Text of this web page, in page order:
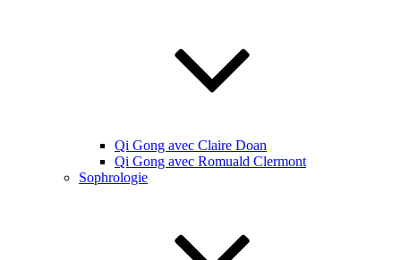
Qi Gong avec Claire Doan
Qi Gong avec Romuald Clermont
Sophrologie